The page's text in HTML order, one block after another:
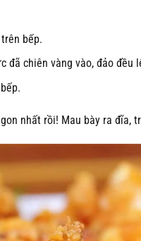
bếp.
đã chiên vàng vào, đảo đều
nhất rồi! Mau bày ra đĩa,